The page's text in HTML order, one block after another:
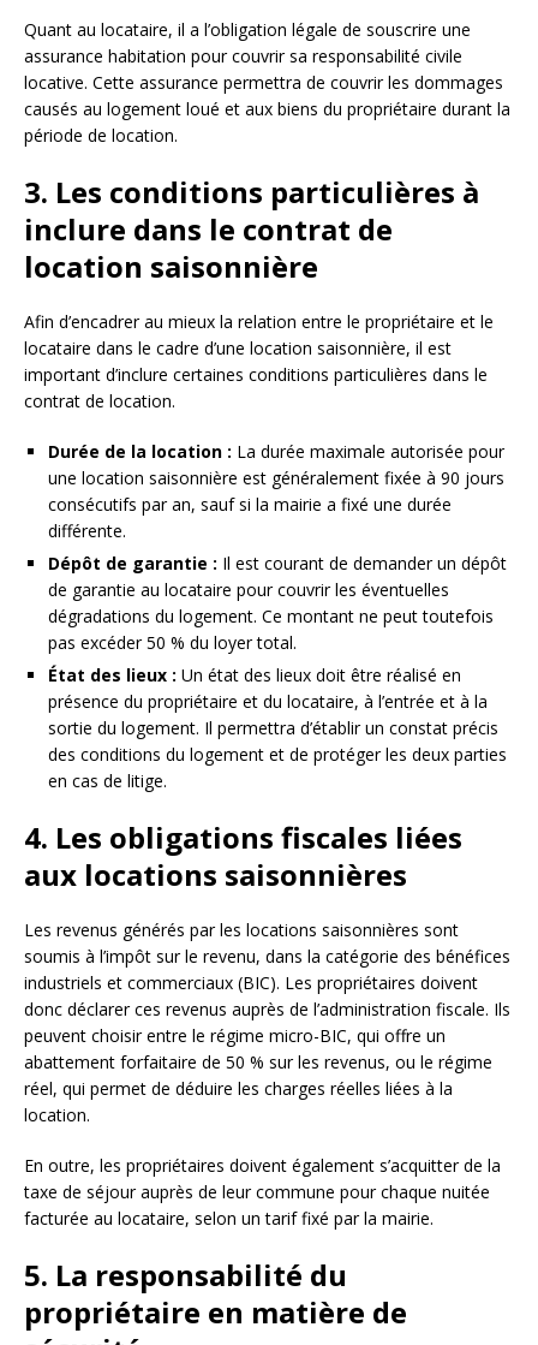
Quant au locataire, il a l’obligation légale de souscrire une
assurance habitation pour couvrir sa responsabilité civile
locative. Cette assurance permettra de couvrir les dommages
causés au logement loué et aux biens du propriétaire durant la
période de location.
3. Les conditions particulières à
inclure dans le contrat de
location saisonnière
Afin d’encadrer au mieux la relation entre le propriétaire et le
locataire dans le cadre d’une location saisonnière, il est
important d’inclure certaines conditions particulières dans le
contrat de location.
Durée de la location : La durée maximale autorisée pour
une location saisonnière est généralement fixée à 90 jours
consécutifs par an, sauf si la mairie a fixé une durée
différente.
Dépôt de garantie : Il est courant de demander un dépôt
de garantie au locataire pour couvrir les éventuelles
dégradations du logement. Ce montant ne peut toutefois
pas excéder 50 % du loyer total.
État des lieux : Un état des lieux doit être réalisé en
présence du propriétaire et du locataire, à l’entrée et à la
sortie du logement. Il permettra d’établir un constat précis
des conditions du logement et de protéger les deux parties
en cas de litige.
4. Les obligations fiscales liées
aux locations saisonnières
Les revenus générés par les locations saisonnières sont
soumis à l’impôt sur le revenu, dans la catégorie des bénéfices
industriels et commerciaux (BIC). Les propriétaires doivent
donc déclarer ces revenus auprès de l’administration fiscale. Ils
peuvent choisir entre le régime micro-BIC, qui offre un
abattement forfaitaire de 50 % sur les revenus, ou le régime
réel, qui permet de déduire les charges réelles liées à la
location.
En outre, les propriétaires doivent également s’acquitter de la
taxe de séjour auprès de leur commune pour chaque nuitée
facturée au locataire, selon un tarif fixé par la mairie.
5. La responsabilité du
propriétaire en matière de